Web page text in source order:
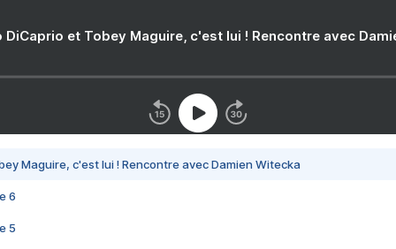
DiCaprio et Tobey Maguire, c'est lui ! Rencontre avec
Maguire, c'est lui ! Rencontre avec Damien Witecka
6
5